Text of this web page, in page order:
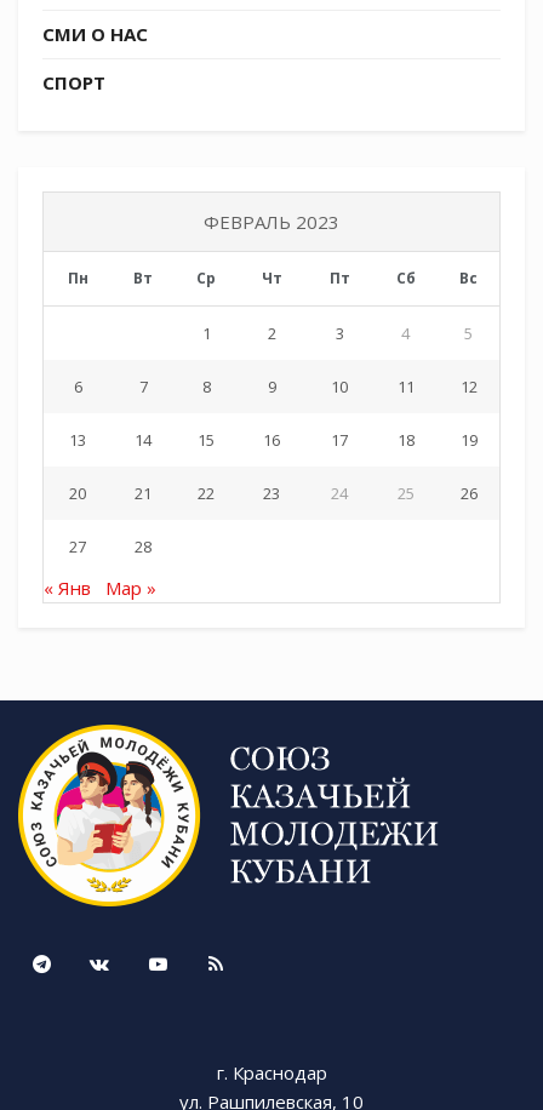
СМИ О НАС
СПОРТ
ФЕВРАЛЬ 2023
Пн Вт Ср Чт Пт Сб Вс
1 2 3 4 5
6 7 8 9 10 11 12
13 14 15 16 17 18 19
20 21 22 23 24 25 26
27 28
« Янв Мар »
г. Краснодар
ул. Рашпилевская, 10